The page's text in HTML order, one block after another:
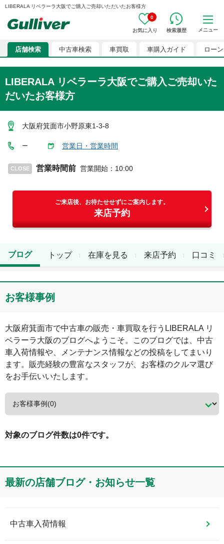
LIBERALA リベラーラ大阪でご購入ご売却いただいたお客様方
0
お気に入り 検索履歴 メニュー
店舗検索 中古車検索 車買取 車購入ガイド ローン
LIBERALA リベラーラ大阪でご購入ご売却いた
だいたお客様方
大阪府箕面市小野原東1-3-8
ー 営業日・営業時間
CLOSE 営業時間前 営業開始 ： 10:00
ご来店後、お待たせせずにご案内します。
来店予約
トップ 在庫を見る 来店予約 口コミ
ブログ
お客様事例
大阪府箕面市で中古車の販売・車買取を行う LIBERALA リ
ベラーラ大阪のブログへようこそ。このブログでは、中古
車入荷情報や、メンテナンス情報などの投稿をしてまいり
ます。販売経験の豊富なスタッフが、お客様のクルマ選び
をお手伝いいたします。
対象のブログ件数は0件です。
最新の店舗ブログ・お知らせ一覧
中古車入荷情報